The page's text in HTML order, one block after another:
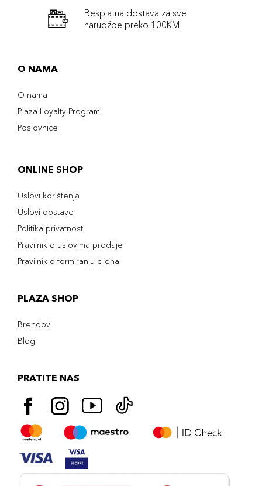
Besplatna dostava za sve
narudźbe preko 100KM
O NAMA
O nama
Plaza Loyalty Program
Poslovnice
ONLINE SHOP
Uslovi korištenja
Uslovi dostave
Politika privatnosti
Pravilnik o uslovima prodaje
Pravilnik o formiranju cijena
PLAZA SHOP
Brendovi
Blog
PRATITE NAS